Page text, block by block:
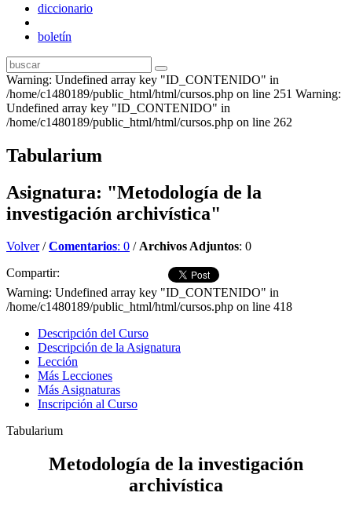
diccionario
boletín
Warning: Undefined array key "ID_CONTENIDO" in
/home/c1480189/public_html/html/cursos.php on line 251 Warning:
Undefined array key "ID_CONTENIDO" in
/home/c1480189/public_html/html/cursos.php on line 262
Tabularium
Asignatura: "Metodología de la
investigación archivística"
Volver/Comentarios: 0 /Archivos Adjuntos: 0
Compartir:
Warning: Undefined array key "ID_CONTENIDO" in
/home/c1480189/public_html/html/cursos.php on line 418
Descripción del Curso
Descripción de la Asignatura
Lección
Más Lecciones
Más Asignaturas
Inscripción al Curso
Tabularium
Metodología de la investigación
archivística